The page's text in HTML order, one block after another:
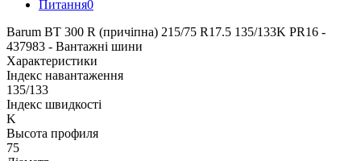
Питання0
Barum BT 300 R (причіпна) 215/75 R17.5 135/133K PR16 -
437983 - Вантажні шини
Характеристики
Індекс навантаження
135/133
Індекс швидкості
K
Высота профиля
75